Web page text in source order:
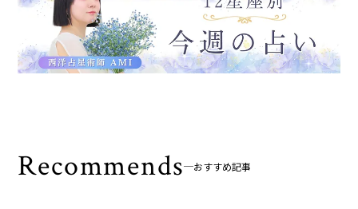
Recommends おすすめ記事